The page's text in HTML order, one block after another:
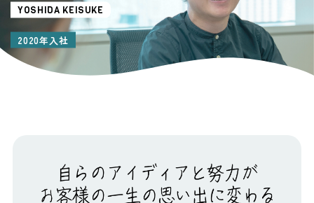
YOSHIDA KEISUKE
2020年入社